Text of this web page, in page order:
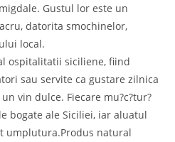
Gustul lor este un
datorita smochinelor,
local.
ospitalitatii siciliene, fiind
sau servite ca gustare zilnica
vin dulce. Fiecare mu?c?tur?
bogate ale Siciliei, iar aluatul
umplutura.Produs natural